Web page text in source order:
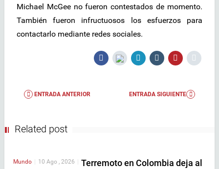
Michael McGee no fueron contestados de momento.
También fueron infructuosos los esfuerzos para
contactarlo mediante redes sociales.
ENTRADA ANTERIOR ENTRADA SIGUIENTE
Related post
Mundo 10 Ago , 2026
Terremoto en Colombia deja al